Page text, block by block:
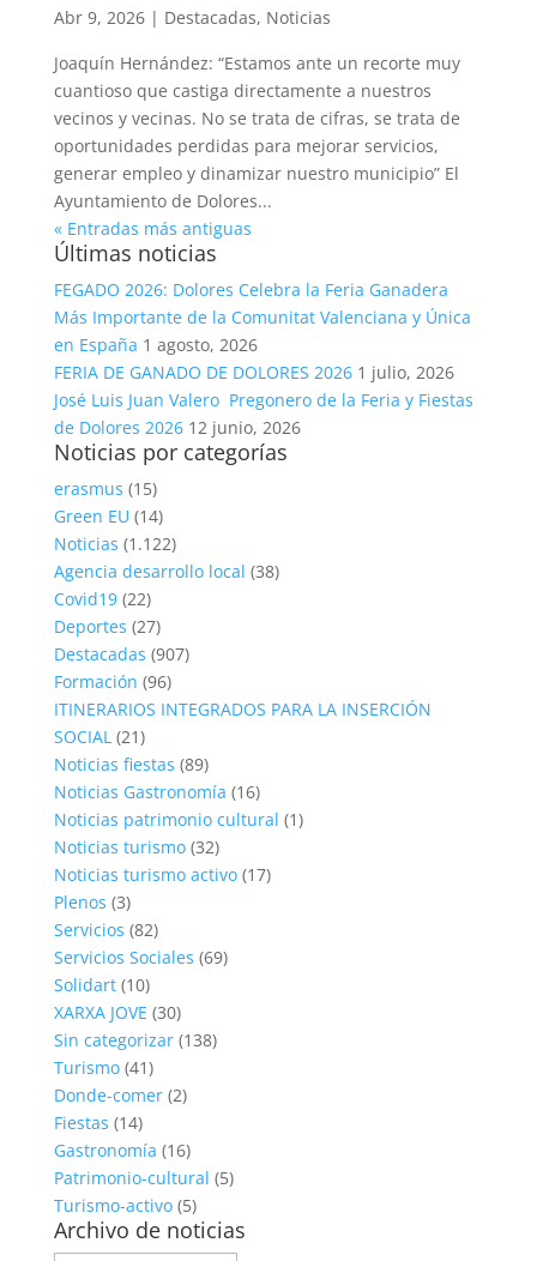
Abr 9, 2026| Destacadas, Noticias
Joaquín Hernández: “Estamos ante un recorte muy
cuantioso que castiga directamente a nuestros
vecinos y vecinas. No se trata de cifras, se trata de
oportunidades perdidas para mejorar servicios,
generar empleo y dinamizar nuestro municipio” El
Ayuntamiento de Dolores...
« Entradas más antiguas
Últimas noticias
FEGADO 2026: Dolores Celebra la Feria Ganadera
Más Importante de la Comunitat Valenciana y Única
en España 1 agosto, 2026
FERIA DE GANADO DE DOLORES 2026 1 julio, 2026
José Luis Juan Valero Pregonero de la Feria y Fiestas
de Dolores 2026 12 junio, 2026
Noticias por categorías
erasmus (15)
Green EU (14)
Noticias (1.122)
Agencia desarrollo local (38)
Covid19(22)
Deportes (27)
Destacadas (907)
Formación (96)
ITINERARIOS INTEGRADOS PARA LA INSERCIÓN
SOCIAL(21)
Noticias fiestas (89)
Noticias Gastronomía (16)
Noticias patrimonio cultural (1)
Noticias turismo(32)
Noticias turismo activo(17)
Plenos (3)
Servicios (82)
Servicios Sociales (69)
Solidart(10)
XARXA JOVE (30)
Sin categorizar(138)
Turismo(41)
Donde-comer(2)
Fiestas (14)
Gastronomía (16)
Patrimonio-cultural (5)
Turismo-activo(5)
Archivo de noticias